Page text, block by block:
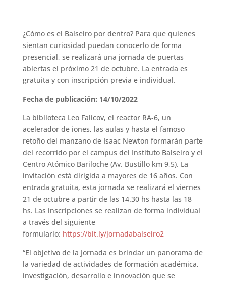
¿Cómo es el Balseiro por dentro? Para que quienes
sientan curiosidad puedan conocerlo de forma
presencial, se realizará una jornada de puertas
abiertas el próximo 21 de octubre. La entrada es
gratuita y con inscripción previa e individual.
Fecha de publicación: 14/10/2022
La biblioteca Leo Falicov, el reactor RA-6, un
acelerador de iones, las aulas y hasta el famoso
retoño del manzano de Isaac Newton formarán parte
del recorrido por el campus del Instituto Balseiro y el
Centro Atómico Bariloche (Av. Bustillo km 9,5). La
invitación está dirigida a mayores de 16 años. Con
entrada gratuita, esta jornada se realizará el viernes
21 de octubre a partir de las 14.30 hs hasta las 18
hs. Las inscripciones se realizan de forma individual
a través del siguiente
formulario: https://bit.ly/jornadabalseiro2
“El objetivo de la Jornada es brindar un panorama de
la variedad de actividades de formación académica,
investigación, desarrollo e innovación que se